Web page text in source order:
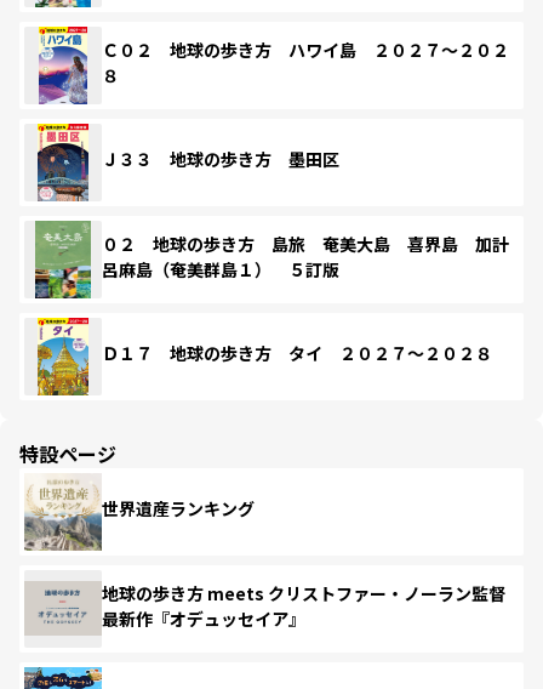
Ｃ０２ 地球の歩き方 ハワイ島 ２０２７～２０２
８
Ｊ３３ 地球の歩き方 墨田区
０２ 地球の歩き方 島旅 奄美大島 喜界島 加計
呂麻島（奄美群島１） ５訂版
Ｄ１７ 地球の歩き方 タイ ２０２７～２０２８
特設ページ
世界遺産ランキング
地球の歩き方 meets クリストファー・ノーラン監督
最新作『オデュッセイア』